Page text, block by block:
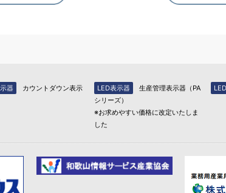
器
カウントダウン表示
LED表示器
生産管理表示器（PA
シリーズ）
※お求めやすい価格に改定いたしま
した